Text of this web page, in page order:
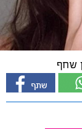
שחף